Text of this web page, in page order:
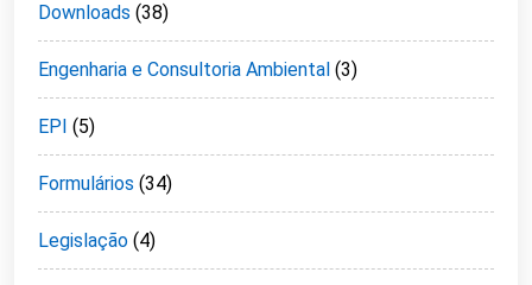
Downloads (38)
Engenharia e Consultoria Ambiental (3)
EPI (5)
Formulários (34)
Legislação (4)